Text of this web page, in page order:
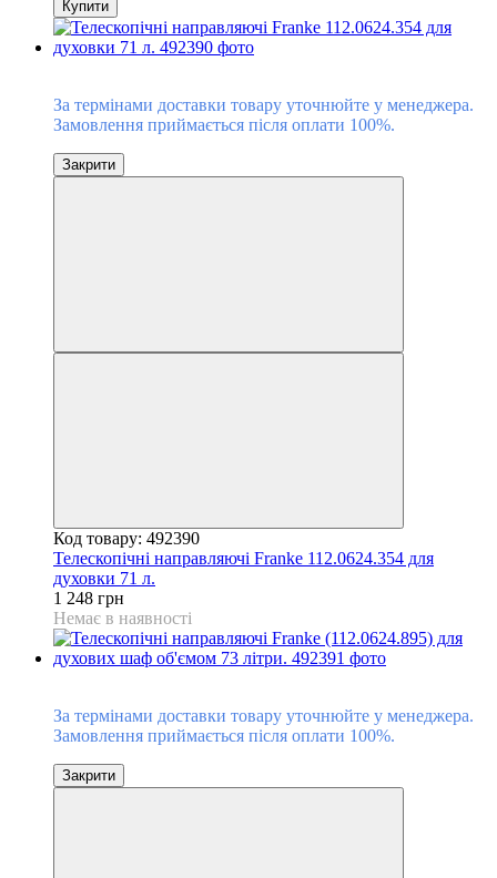
Купити
За термінами доставки товару уточнюйте у менеджера.
Замовлення приймається після оплати 100%.
Закрити
Код товару: 492390
Телескопічні направляючі Franke 112.0624.354 для
духовки 71 л.
1 248 грн
Немає в наявності
За термінами доставки товару уточнюйте у менеджера.
Замовлення приймається після оплати 100%.
Закрити